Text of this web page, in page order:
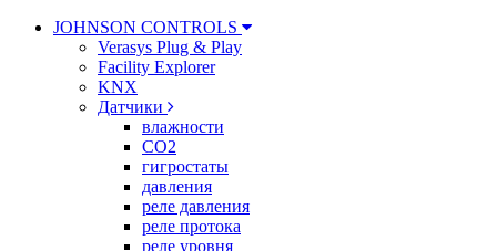
JOHNSON CONTROLS
Verasys Plug & Play
Facility Explorer
KNX
Датчики
влажности
CO2
гигростаты
давления
реле давления
реле протока
реле уровня